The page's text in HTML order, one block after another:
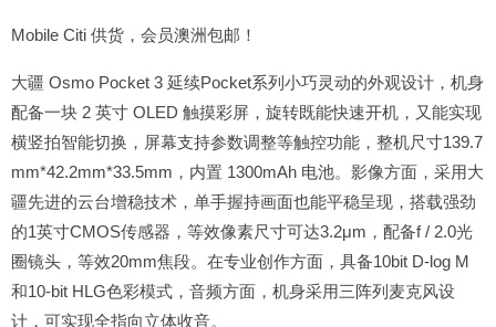
Mobile Citi 供货，会员澳洲包邮！
大疆 Osmo Pocket 3 延续Pocket系列小巧灵动的外观设计，机身
配备一块 2 英寸 OLED 触摸彩屏，旋转既能快速开机，又能实现
横竖拍智能切换，屏幕支持参数调整等触控功能，整机尺寸139.7
mm*42.2mm*33.5mm，内置 1300mAh 电池。影像方面，采用大
疆先进的云台增稳技术，单手握持画面也能平稳呈现，搭载强劲
的1英寸CMOS传感器，等效像素尺寸可达3.2μm，配备f / 2.0光
圈镜头，等效20mm焦段。在专业创作方面，具备10bit D-log M
和10-bit HLG色彩模式，音频方面，机身采用三阵列麦克风设
计，可实现全指向立体收音。